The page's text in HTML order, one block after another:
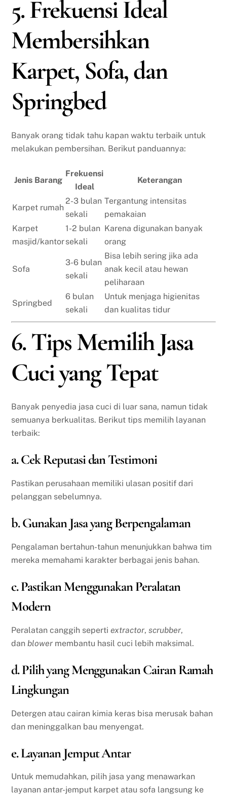
5. Frekuensi Ideal
Membersihkan
Karpet, Sofa, dan
Springbed
Banyak orang tidak tahu kapan waktu terbaik untuk
melakukan pembersihan. Berikut panduannya:
Jenis Barang
Frekuensi
Ideal
Keterangan
Karpet rumah
2-3 bulan
sekali
Tergantung intensitas
pemakaian
Karpet
masjid/kantor
1-2 bulan
sekali
Karena digunakan banyak
orang
Sofa
3-6 bulan
sekali
Bisa lebih sering jika ada
anak kecil atau hewan
peliharaan
Springbed
6 bulan
sekali
Untuk menjaga higienitas
dan kualitas tidur
6. Tips Memilih Jasa
Cuci yang Tepat
Banyak penyedia jasa cuci di luar sana, namun tidak
semuanya berkualitas. Berikut tips memilih layanan
terbaik:
a. Cek Reputasi dan Testimoni
Pastikan perusahaan memiliki ulasan positif dari
pelanggan sebelumnya.
b. Gunakan Jasa yang Berpengalaman
Pengalaman bertahun-tahun menunjukkan bahwa tim
mereka memahami karakter berbagai jenis bahan.
c. Pastikan Menggunakan Peralatan
Modern
Peralatan canggih sepertiextractor,scrubber,
dan blower membantu hasil cuci lebih maksimal.
d. Pilih yang Menggunakan Cairan Ramah
Lingkungan
Detergen atau cairan kimia keras bisa merusak bahan
dan meninggalkan bau menyengat.
e. Layanan Jemput Antar
Untuk memudahkan, pilih jasa yang menawarkan
layanan antar-jemput karpet atau sofa langsung ke